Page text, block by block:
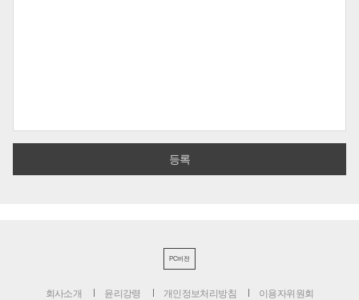
PC버전
회사소개 윤리강령 개인정보처리방침 이용자위원회